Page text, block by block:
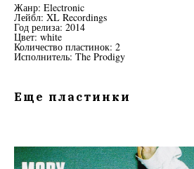
Жанр: Electronic
Лейбл: XL Recordings
Год релиза: 2014
Цвет: white
Количество пластинок: 2
Исполнитель: The Prodigy
Еще пластинки